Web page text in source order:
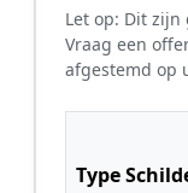
Let op: Dit
Vraag een
afgestemd op
Type